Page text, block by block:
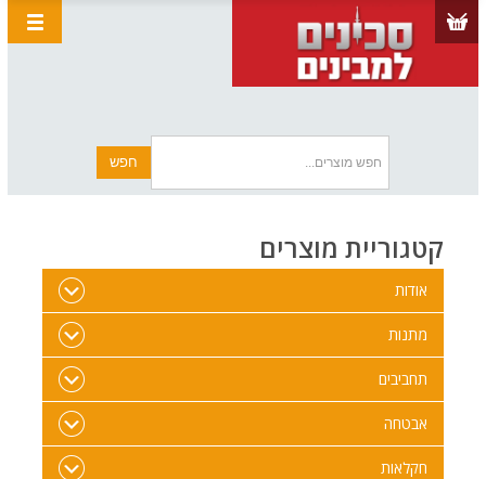
קטגוריית מוצרים
אודות
מתנות
תחביבים
אבטחה
חקלאות